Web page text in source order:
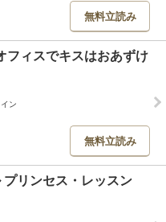
無料立読み
ィスでキスはおあずけ
ン
無料立読み
リンセス・レッスン